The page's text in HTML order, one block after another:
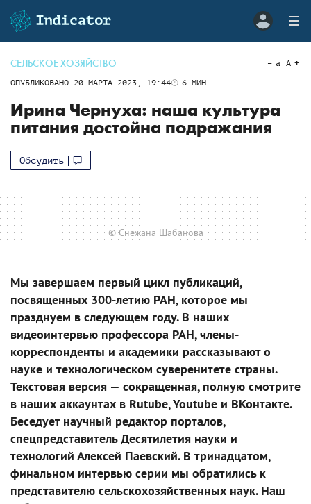
СЕЛЬСКОЕ ХОЗЯЙСТВО
ОПУБЛИКОВАНО 20 МАРТА 2023, 19:44 6 МИН.
a A
Ирина Чернуха: наша культура
питания достойна подражания
Обсудить
© Снежана Шабанова
Мы завершаем первый цикл публикаций,
посвященных 300-летию РАН, которое мы
празднуем в следующем году. В наших
видеоинтервью профессора РАН, члены-
корреспонденты и академики рассказывают о
науке и технологическом суверенитете страны.
Текстовая версия — сокращенная, полную смотрите
в наших аккаунтах в Rutube, Youtube и ВКонтакте.
Беседует научный редактор порталов,
спецпредставитель Десятилетия науки и
технологий Алексей Паевский. В тринадцатом,
финальном интервью серии мы обратились к
представителю сельскохозяйственных наук. Наш